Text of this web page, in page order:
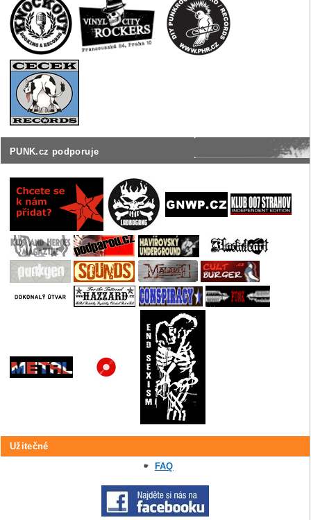
PUNK.cz podporuje
Užitečné
FAQ